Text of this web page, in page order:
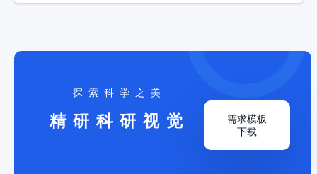
探索科学之美
精研科研视觉
需求模板
下载